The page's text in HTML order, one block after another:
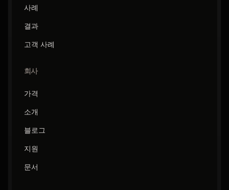
사례
결과
고객 사례
회사
가격
소개
블로그
지원
문서